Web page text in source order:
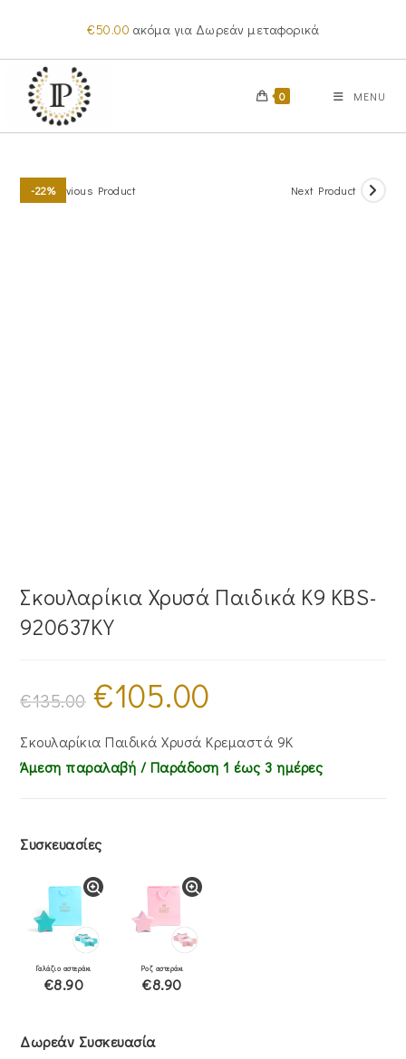
content
€50.00 ακόμα για Δωρεάν μεταφορικά
0 MENU
-22%Previous Product Next Product
Σκουλαρίκια Χρυσά Παιδικά Κ9 KBS-
920637KY
€135.00
Original
price
was:
€105.00
€105.00.
Σκουλαρίκια Παιδικά Χρυσά Κρεμαστά 9Κ
Άμεση παραλαβή / Παράδoση 1 έως 3 ημέρες
Συσκευασίες
Γαλάζιο αστεράκι
€8.90
Ροζ αστεράκι
€8.90
Δωρεάν Συσκευασία